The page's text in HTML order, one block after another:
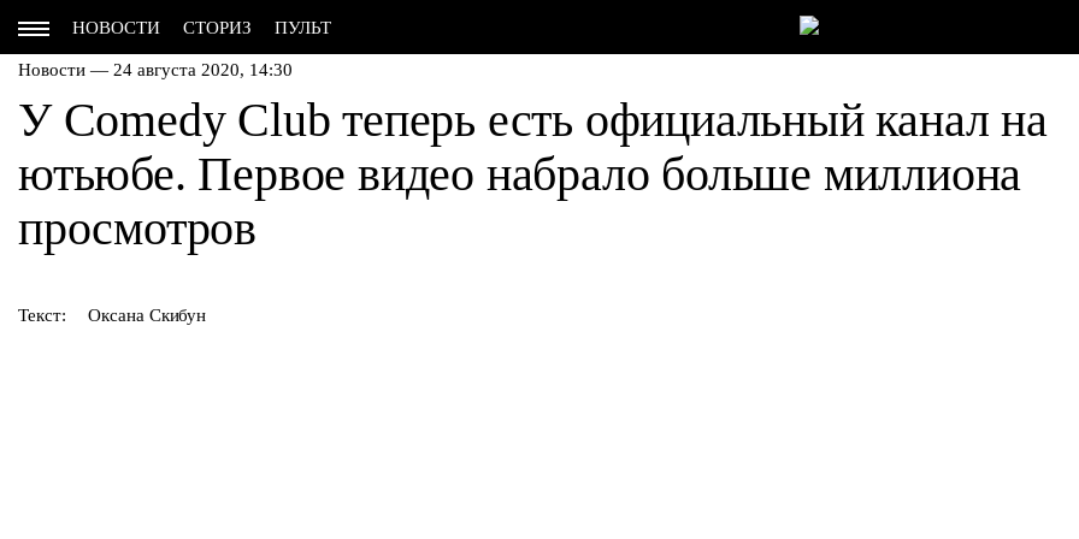
НОВОСТИ СТОРИЗ ПУЛЬТ
Новости — 24 августа 2020, 14:30
У Comedy Club теперь есть официальный канал на
ютьюбе. Первое видео набрало больше миллиона
просмотров
Текст: Оксана Скибун